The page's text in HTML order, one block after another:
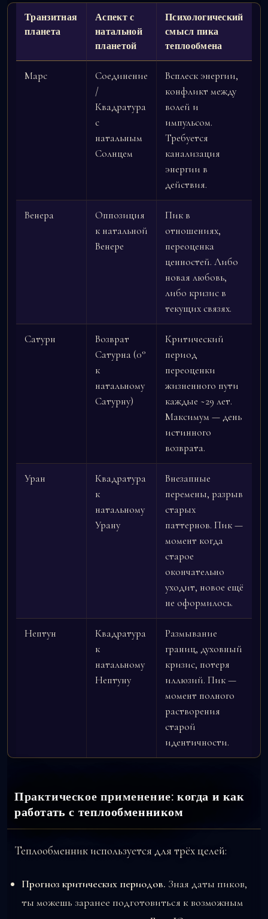
Транзитная
планета
Аспект с
натальной
планетой
Психологический
смысл пика
теплообмена
Марс
Соединение
/
Квадратура
с
натальным
Солнцем
Всплеск энергии,
конфликт между
волей и
импульсом.
Требуется
канализация
энергии в
действия.
Венера
Оппозиция
к натальной
Венере
Пик в
отношениях,
переоценка
ценностей. Либо
новая любовь,
либо кризис в
текущих связях.
Сатурн
Возврат
Сатурна (0°
к
натальному
Сатурну)
Критический
период
переоценки
жизненного пути
каждые ~29 лет.
Максимум — день
истинного
возврата.
Уран
Квадратура
к
натальному
Урану
Внезапные
перемены, разрыв
старых
паттернов. Пик —
момент когда
старое
окончательно
уходит, новое ещё
не оформилось.
Нептун
Квадратура
к
натальному
Нептуну
Размывание
границ, духовный
кризис, потеря
иллюзий. Пик —
момент полного
растворения
старой
идентичности.
Практическое применение: когда и как
работать с теплообменником
Теплообменник используется для трёх целей:
Прогноз критических периодов. Зная даты пиков,
ты можешь заранее подготовиться к возможным